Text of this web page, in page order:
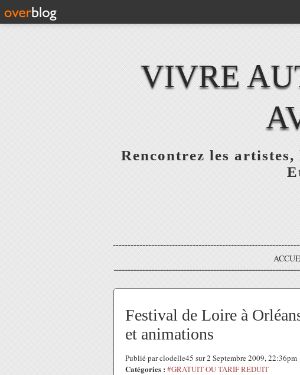
VIVRE
Rencontrez les
Festival de Loire à
et animations
Publié par clodelle45 sur 2 Septembre 2009, 22:36pm
Catégories : #GRATUIT OU TARIF REDUIT